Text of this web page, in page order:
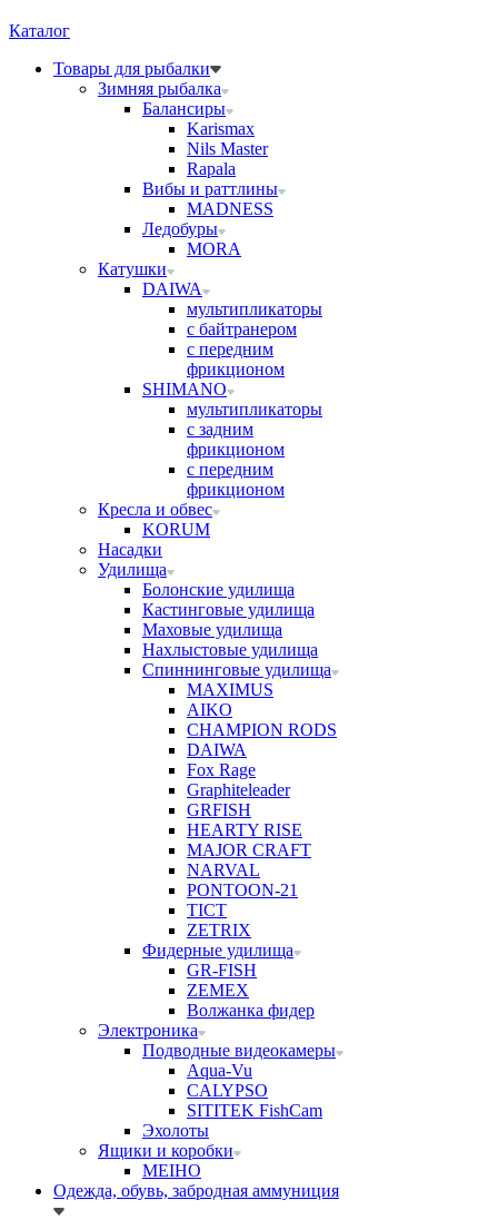
Каталог
Товары для рыбалки
Зимняя рыбалка
Балансиры
Karismax
Nils Master
Rapala
Вибы и раттлины
MADNESS
Ледобуры
MORA
Катушки
DAIWA
мультипликаторы
с байтранером
с передним
фрикционом
SHIMANO
мультипликаторы
с задним
фрикционом
с передним
фрикционом
Кресла и обвес
KORUM
Насадки
Удилища
Болонские удилища
Кастинговые удилища
Маховые удилища
Нахлыстовые удилища
Спиннинговые удилища
MAXIMUS
AIKO
CHAMPION RODS
DAIWA
Fox Rage
Graphiteleader
GRFISH
HEARTY RISE
MAJOR CRAFT
NARVAL
PONTOON-21
TICT
ZETRIX
Фидерные удилища
GR-FISH
ZEMEX
Волжанка фидер
Электроника
Подводные видеокамеры
Aqua-Vu
CALYPSO
SITITEK FishCam
Эхолоты
Ящики и коробки
MEIHO
Одежда, обувь, забродная аммуниция